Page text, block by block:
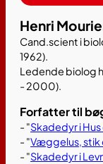
Henri
Cand.scient i
1962).
Ledende biolog
- 2000).
Forfatter til
- "Skadedyr i
- "Væggelus, stik
- "Skadedyr i